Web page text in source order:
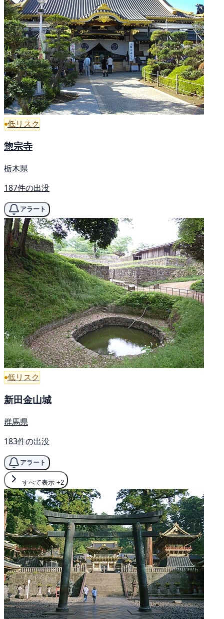
低リスク
惣宗寺
栃木県
187件の出没
アラート
低リスク
新田金山城
群馬県
183件の出没
アラート
すべて表示 +2